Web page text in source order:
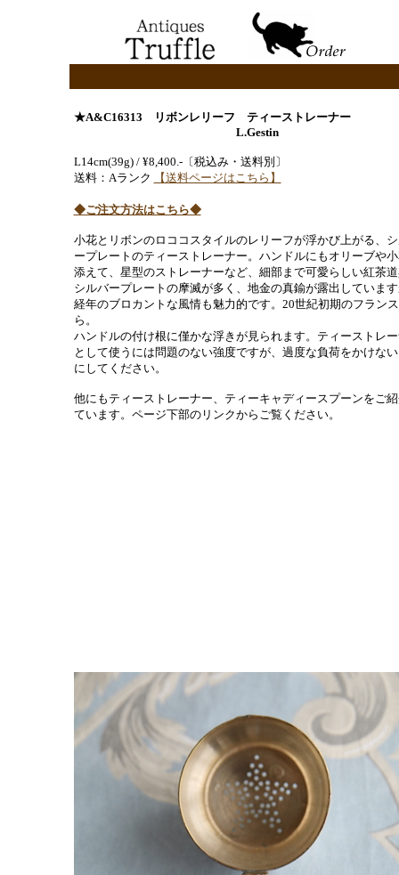
★A&C16313 リボンレリーフ ティーストレーナー
L.Gestin
L14cm(39g) / ¥8,400.-〔税込み・送料別〕
送料：Aランク
【送料ページはこちら】
◆ご注文方法はこちら◆
小花とリボンのロココスタイルのレリーフが浮かび上がる、
ープレートのティーストレーナー。ハンドルにもオリーブや
添えて、星型のストレーナーなど、細部まで可愛らしい紅茶
シルバープレートの摩滅が多く、地金の真鍮が露出していま
経年のブロカントな風情も魅力的です。20世紀初期のフラン
ら。
ハンドルの付け根に僅かな浮きが見られます。ティーストレ
として使うには問題のない強度ですが、過度な負荷をかけな
にしてください。
他にもティーストレーナー、ティーキャディースプーンをご
ています。ページ下部のリンクからご覧ください。